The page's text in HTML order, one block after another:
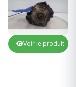
Voir le produit